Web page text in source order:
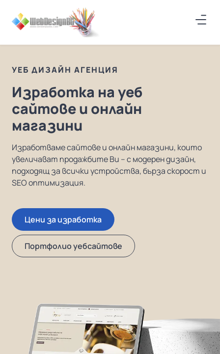
УЕБ ДИЗАЙН АГЕНЦИЯ
Изработка на уеб
сайтове и онлайн
магазини
Изработваме сайтове и онлайн магазини, които
увеличават продажбите Ви – с модерен дизайн,
подходящ за всички устройства, бърза скорост и
SEO оптимизация.
Цени за изработка
Портфолио уебсайтове